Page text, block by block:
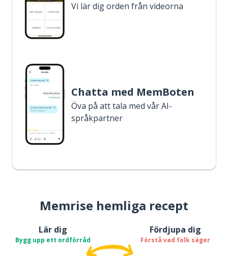
Vi lär dig orden från videorna
Chatta med MemBoten
Öva på att tala med vår AI-
språkpartner
Memrise hemliga recept
Lär dig
Bygg upp ett ordförråd
Fördjupa dig
Förstå vad folk säger